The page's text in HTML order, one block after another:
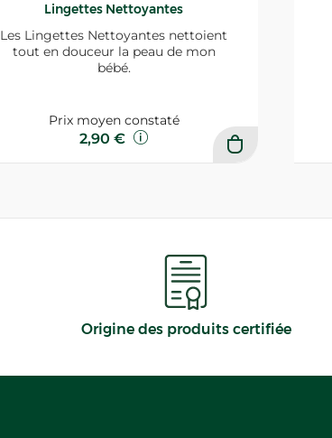
Lingettes Nettoyantes
Les Lingettes Nettoyantes nettoient
tout en douceur la peau de mon
bébé.
Prix moyen constaté
2,90 €
Origine des produits certifiée